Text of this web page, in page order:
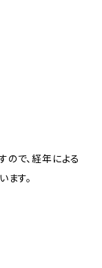
で、経年による
ます。